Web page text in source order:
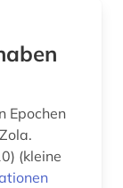
Epochen
(kleine